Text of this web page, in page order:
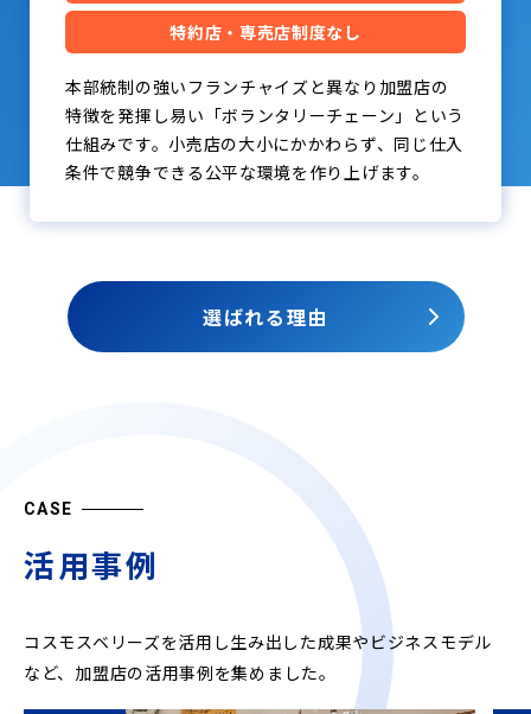
特約店・専売店制度なし
本部統制の強いフランチャイズと異なり加盟店の
特徴を発揮し易い「ボランタリーチェーン」という
仕組みです。小売店の大小にかかわらず、同じ仕入
条件で競争できる公平な環境を作り上げます。
選ばれる理由
CASE
活用事例
コスモスベリーズを活用し生み出した成果やビジネスモデル
など、 加盟店の活用事例を集めました。